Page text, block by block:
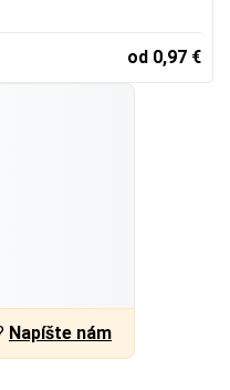
od 0,97 €
Napíšte nám